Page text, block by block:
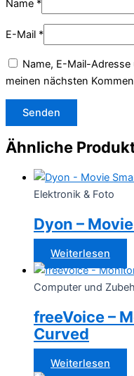
Name *
E-Mail *
Name, E-Mail-
meinen nächsten
Ähnliche
Elektronik & Foto
Dyon –
Weiterlesen
Computer und
freeVoice –
Curved
Weiterlesen